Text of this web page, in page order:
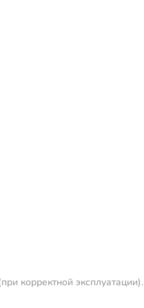
корректной эксплуатации).